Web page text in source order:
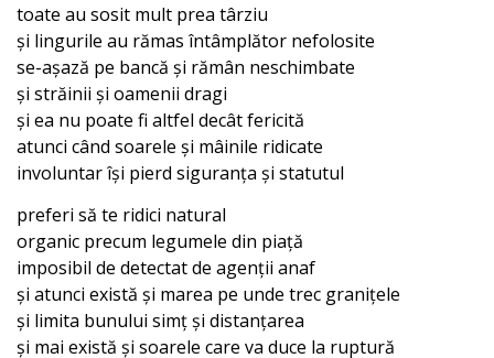
toate au sosit mult prea târziu
și lingurile au rămas întâmplător nefolosite
se-așază pe bancă și rămân neschimbate
și străinii și oamenii dragi
și ea nu poate fi altfel decât fericită
atunci când soarele și mâinile ridicate
involuntar își pierd siguranța și statutul
preferi să te ridici natural
organic precum legumele din piață
imposibil de detectat de agenții anaf
și atunci există și marea pe unde trec granițele
și limita bunului simț și distanțarea
și mai există și soarele care va duce la ruptură